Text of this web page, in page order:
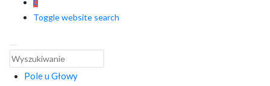
0
Toggle website search
Pole u Głowy